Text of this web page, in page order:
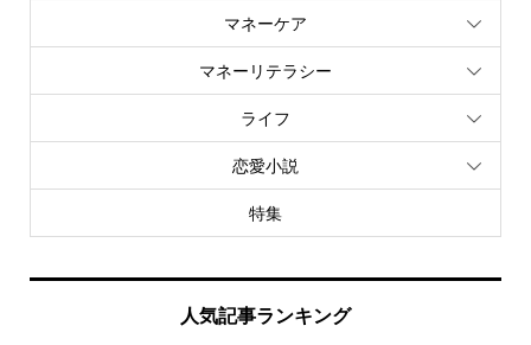
マネーケア
マネーリテラシー
ライフ
恋愛小説
特集
人気記事ランキング